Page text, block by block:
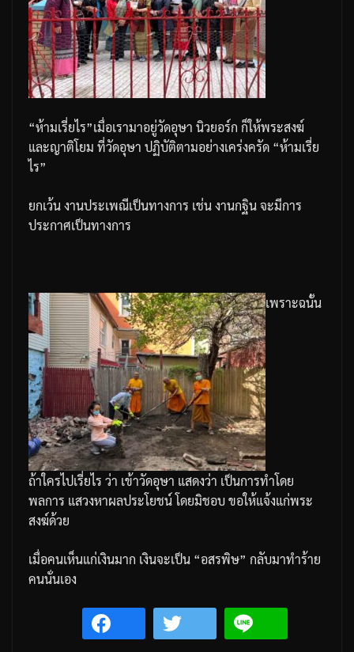
“ห้ามเรี่ยไร”เมื่อเรามาอยู่วัดอุษา นิวยอร์ก ก็ให้พระสงฆ์
และญาติโยม ที่วัดอุษา ปฏิบัติตามอย่างเคร่งครัด “ห้ามเรี่ย
ไร”
ยกเว้นงานประเพณีเป็นทางการ เช่นงานกฐินจะมีการ
ประกาศเป็นทางการ
เพราะฉนั้น
ถ้าใครไปเรี่ยไร ว่า เข้าวัดอุษา แสดงว่า เป็นการทำโดย
พลการ แสวงหาผลประโยชน์โดยมิชอบขอให้แจ้งแก่พระ
สงฆ์ด้วย
เมื่อคนเห็นแก่เงินมาก เงินจะเป็น “อสรพิษ” กลับมาทำร้าย
คนนั่นเอง